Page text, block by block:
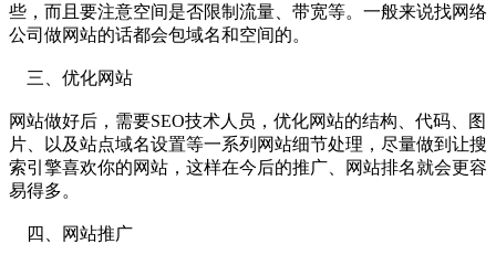
些，而且要注意空间是否限制流量、带宽等。一般来说找网络
公司做网站的话都会包域名和空间的。
三、优化网站
网站做好后，需要SEO技术人员，优化网站的结构、代码、图
片、以及站点域名设置等一系列网站细节处理，尽量做到让搜
索引擎喜欢你的网站，这样在今后的推广、网站排名就会更容
易得多。
四、网站推广